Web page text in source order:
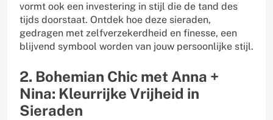
vormt ook een investering in stijl die de tand des
tijds doorstaat. Ontdek hoe deze sieraden,
gedragen met zelfverzekerdheid en finesse, een
blijvend symbool worden van jouw persoonlijke stijl.
2. Bohemian Chic met Anna +
Nina: Kleurrijke Vrijheid in
Sieraden